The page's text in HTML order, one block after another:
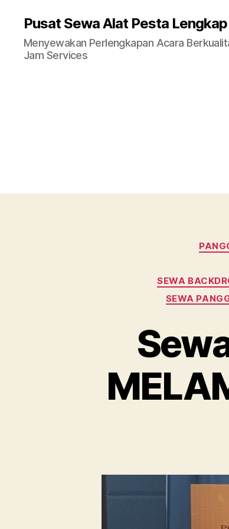
Pusat Sewa Alat Pesta
Menyewakan Perlengkapan Acara
Jam Services
SEWA
SEWA